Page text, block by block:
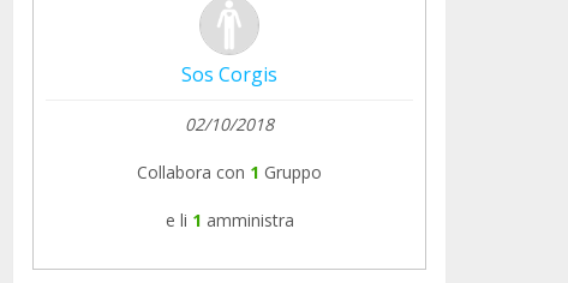
Sos Corgis
02/10/2018
Collabora con 1 Gruppo
e li 1 amministra